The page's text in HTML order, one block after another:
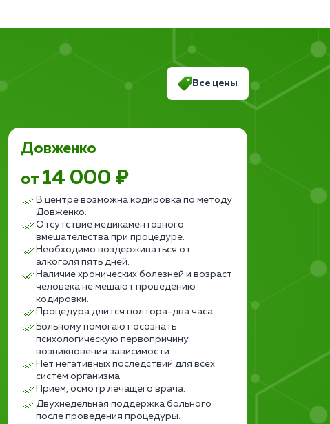
Все цены
Довженко
от 14 000 ₽
В центре возможна кодировка по методу
Довженко.
Отсутствие медикаментозного
вмешательства при процедуре.
Необходимо воздерживаться от
алкоголя пять дней.
Наличие хронических болезней и возраст
человека не мешают проведению
кодировки.
Процедура длится полтора-два часа.
Больному помогают осознать
психологическую первопричину
возникновения зависимости.
Нет негативных последствий для всех
систем организма.
Приём, осмотр лечащего врача.
Двухнедельная поддержка больного
после проведения процедуры.